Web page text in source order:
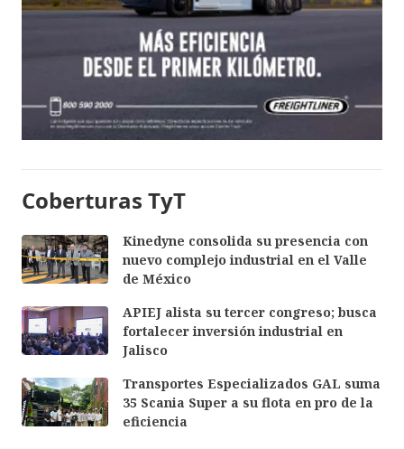
Coberturas TyT
Kinedyne consolida su presencia con
nuevo complejo industrial en el Valle
de México
APIEJ alista su tercer congreso; busca
fortalecer inversión industrial en
Jalisco
Transportes Especializados GAL suma
35 Scania Super a su flota en pro de la
eficiencia